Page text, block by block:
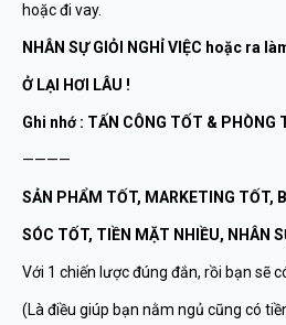
hoặc đi vay.
NHÂN SỰ GIỎI NGHỈ VIỆC hoặc ra
Ở LẠI HƠI LÂU !
Ghi nhớ : TẤN CÔNG TỐT & PHÒNG
————
SẢN PHẨM TỐT, MARKETING TỐT,
SÓC TỐT, TIỀN MẶT NHIỀU, NHÂN
Với 1 chiến lược đúng đắn, rồi bạn sẽ
(Là điều giúp bạn nằm ngủ cũng có